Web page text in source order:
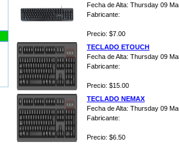
Fecha de Alta: Thursday 09
Fabricante:
Precio: $7.00
TECLADO ETOUCH
Fecha de Alta: Thursday 09
Fabricante:
Precio: $15.00
TECLADO NEMAX
Fecha de Alta: Thursday 09
Fabricante:
Precio: $6.50